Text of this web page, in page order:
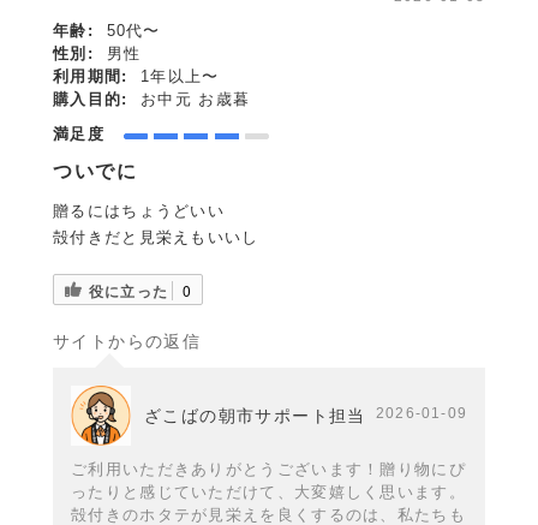
年齢:
50代〜
性別:
男性
利用期間:
1年以上〜
購入目的:
お中元 お歳暮
満足度
ついでに
贈るにはちょうどいい
殻付きだと見栄えもいいし
役に立った 0
サイトからの返信
ざこばの朝市サポート担当 2026-01-09
ご利用いただきありがとうございます！贈り物にぴ
ったりと感じていただけて、大変嬉しく思います。
殻付きのホタテが見栄えを良くするのは、私たちも